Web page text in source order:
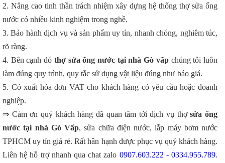
2. Nâng cao tinh thần trách nhiệm xây dựng hệ thống thợ sửa ống
nước có nhiều kinh nghiệm trong nghề.
3. Bảo hành dịch vụ và sản phẩm uy tín, nhanh chóng, nghiêm túc,
rõ ràng.
4. Bên cạnh đó thợ sửa ống nước tại nhà Gò vấpchúng tôi luôn
làm đúng quy trình, quy tắc sử dụng vật liệu đúng như báo giá.
5. Có xuất hóa đơn VAT cho khách hàng có yêu cầu hoặc doanh
nghiệp.
⇒ Cảm ơn quý khách hàng đã quan tâm tới dịch vụ thợsửa ống
nước tại nhà Gò Vấp, sửa chữa điện nước, lắp máy bơm nước
TPHCM uy tín giá rẻ. Rất hân hạnh được phục vụ quý khách hàng.
Liên hệ hỗ trợ nhanh qua chat zalo 0907.603.222 - 0334.955.789.